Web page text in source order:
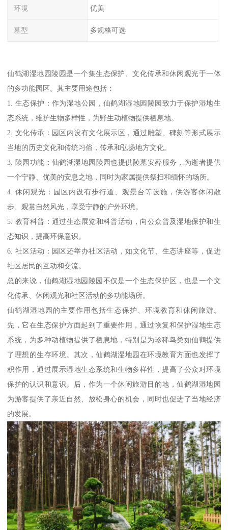
环境 优美
墓型 多规格可选
仙鹤湖湿地园陵园是一个集生态保护、文化传承和休闲观光于一体
的多功能园区。其主要用途包括：
1. 生态保护：作为湿地公园，仙鹤湖湿地园陵园致力于保护湿地生
态系统，维护生物多样性，为野生动植物提供栖息地。
2. 文化传承：园区内设有文化展示区，通过雕塑、碑刻等形式展示
当地的历史文化和传统习俗，传承和弘扬地方文化。
3. 陵园功能：仙鹤湖湿地园陵园也提供陵墓安葬服务，为逝者提供
一个宁静、优美的安息之地，同时为家属提供祭扫和缅怀的场所。
4. 休闲观光：园区内设有步行道、观景台等设施，供游客休闲散
步、观赏自然风光，享受宁静的户外环境。
5. 教育科普：通过生态展览和科普活动，向公众普及湿地保护和生
态知识，提高环保意识。
6. 社区活动：园区还举办社区活动，如文化节、生态讲座等，促进
社区居民的互动和交流。
总的来说，仙鹤湖湿地园陵园不仅是一个生态保护区，也是一个文
化传承、休闲观光和社区活动的多功能场所。
仙鹤湖湿地园的主要作用包括生态保护、环境教育和休闲旅游。
先，它在生态保护方面起到了重要作用，通过恢复和保护湿地生态
系统，为多种动植物提供了栖息地，特别是为珍稀鸟类如仙鹤提供
了理想的生存环境。其次，仙鹤湖湿地园在环境教育方面也发挥了
积作用，通过展示湿地生态系统和生物多样性，提高了公众对环境
保护的认识和意识。后，作为一个休闲旅游目的地，仙鹤湖湿地园
为游客提供了亲近自然、放松身心的机会，同时也促进了当地经济
的发展。